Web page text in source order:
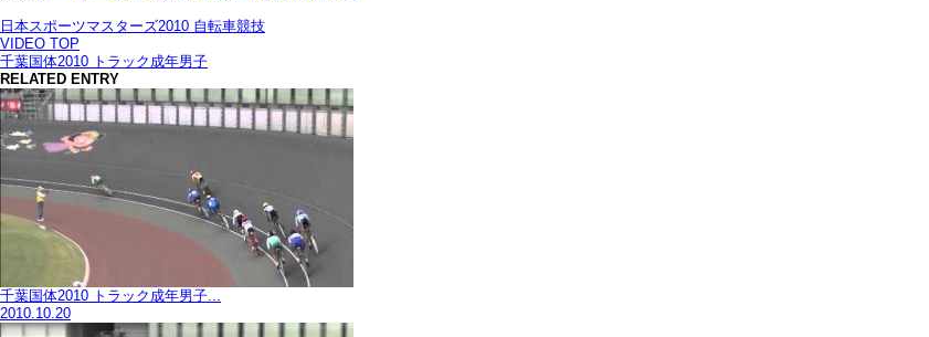
日本スポーツマスターズ2010 自転車競技
VIDEO TOP
千葉国体2010 トラック成年男子
RELATED ENTRY
千葉国体2010 トラック成年男子...
2010.10.20